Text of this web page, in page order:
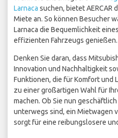
Larnaca suchen, bietet AERCAR
Miete an. So können Besucher
Larnaca die Bequemlichkeit
effizienten Fahrzeugs genießen.
Denken Sie daran, dass
Innovation und Nachhaltigkeit
Funktionen, die für Komfort und
zu einer großartigen Wahl für
machen. Ob Sie nun
unterwegs sind, ein Mietwagen
sorgt für eine reibungslosere